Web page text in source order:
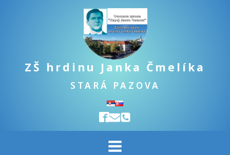
ZŠ hrdinu Janka Čmelíka
STARÁ PAZOVA